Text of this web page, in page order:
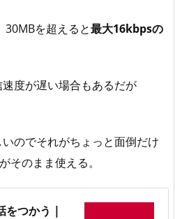
30MBを超えると最大16kbpsの
度が遅い場合もあるだが
のでそれがちょっと面倒だけ
そのまま使える。
をつかう |